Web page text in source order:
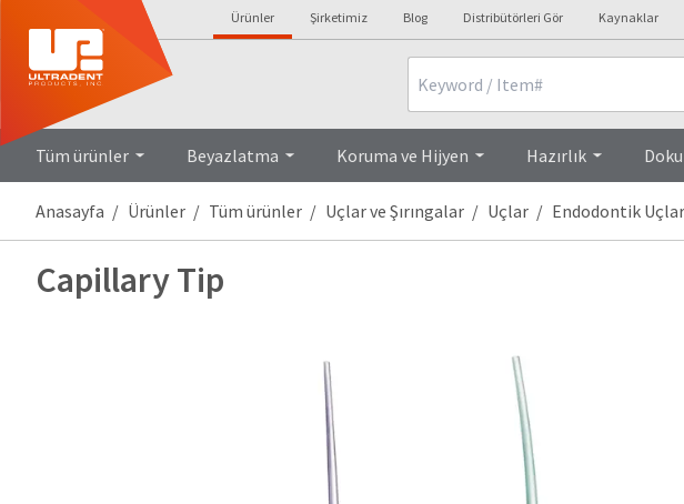
Ürünler Şirketimiz Blog Distribütörleri Gör Kaynaklar
Tüm ürünler Beyazlatma Koruma ve Hijyen Hazırlık
Anasayfa Ürünler Tüm ürünler Uçlar ve Şırıngalar Uçlar Endodontik Uçlar
Capillary Tip